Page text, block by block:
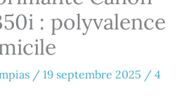
: polyvalence
/ 19 septembre 2025 / 4